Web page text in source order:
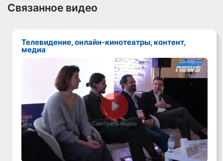
Связанное видео
Телевидение, онлайн-кинотеатры, контент,
медиа
Смотреть видео